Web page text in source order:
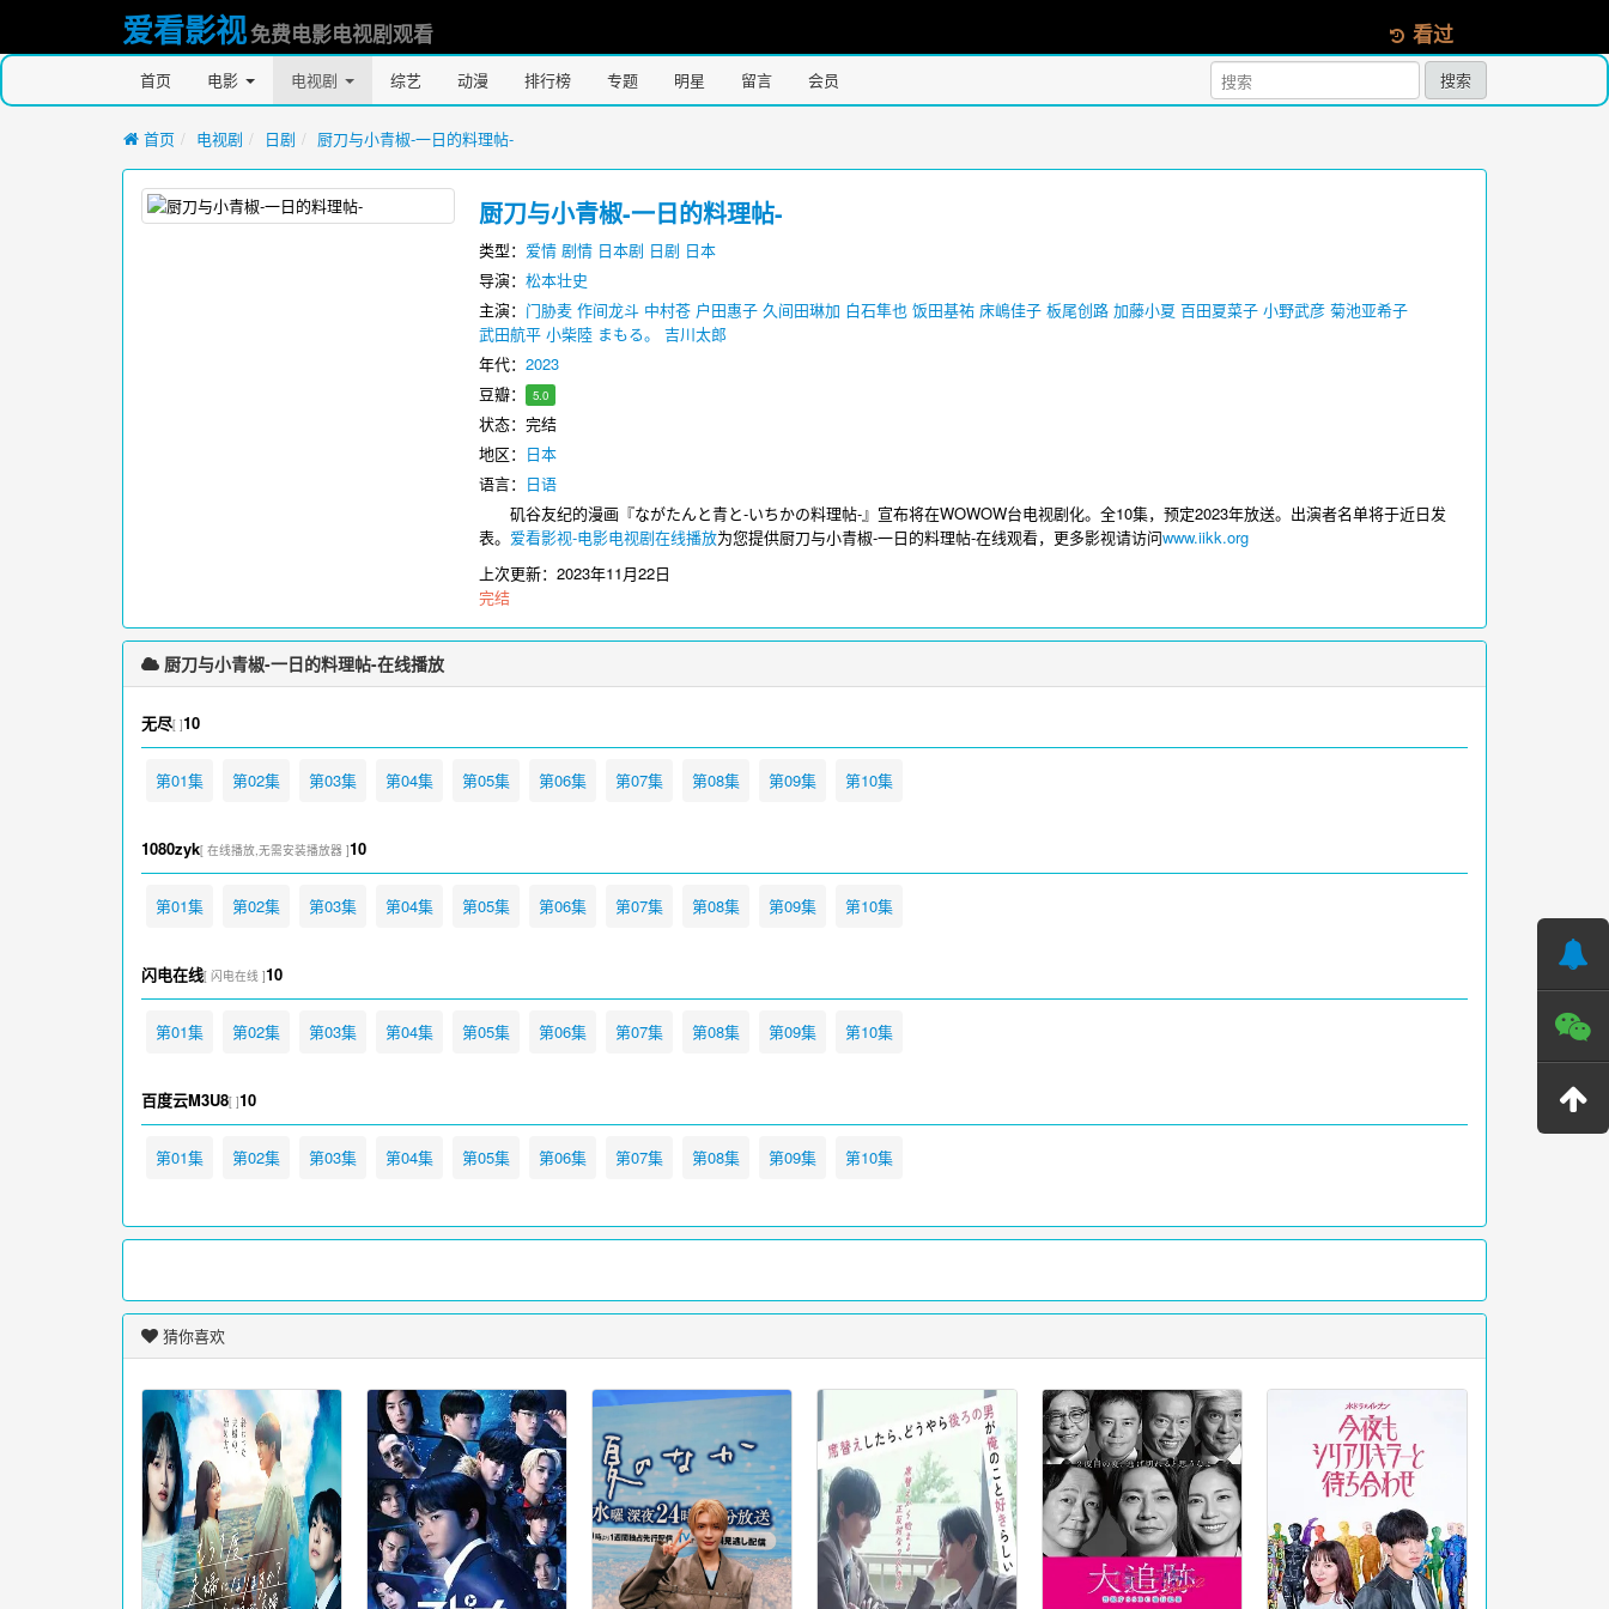
爱看影视免费电影电视剧观看 看过
首页 电影 电视剧 综艺 动漫 排行榜 专题 明星 留言 会员 搜索
首页 电视剧 日剧 厨刀与小青椒-一日的料理帖-
厨刀与小青椒-一日的料理帖-
类型： 爱情 剧情 日本剧 日剧 日本
导演： 松本壮史
主演： 门胁麦 作间龙斗 中村苍 户田惠子 久间田琳加 白石隼也 饭田基祐 床嶋佳子 板尾创路 加藤小夏 百田夏菜子 小野武彦 菊池亚希子
武田航平 小柴陸 まもる。
吉川太郎
年代： 2023
豆瓣：
5.0
状态：完结
地区： 日本
语言： 日语
矶谷友纪的漫画『ながたんと青と-いちかの料理帖-』宣布将在WOWOW台电视剧化。全10集，预定2023年放送。出演者名单将于近日发
表。 爱看影视-电影电视剧在线播放为您提供厨刀与小青椒-一日的料理帖-在线观看，更多影视请访问www.iikk.org
上次更新： 2023年11月22日
完结
厨刀与小青椒-一日的料理帖-在线播放
无尽[ ]10
第01集 第02集 第03集 第04集 第05集 第06集 第07集 第08集 第09集 第10集
1080zyk[ 在线播放,无需安装播放器 ]10
第01集 第02集 第03集 第04集 第05集 第06集 第07集 第08集 第09集 第10集
闪电在线[ 闪电在线 ]10
第01集 第02集 第03集 第04集 第05集 第06集 第07集 第08集 第09集 第10集
百度云M3U8[ ]10
第01集 第02集 第03集 第04集 第05集 第06集 第07集 第08集 第09集 第10集
猜你喜欢